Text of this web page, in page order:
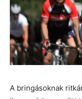
A bringásoknak